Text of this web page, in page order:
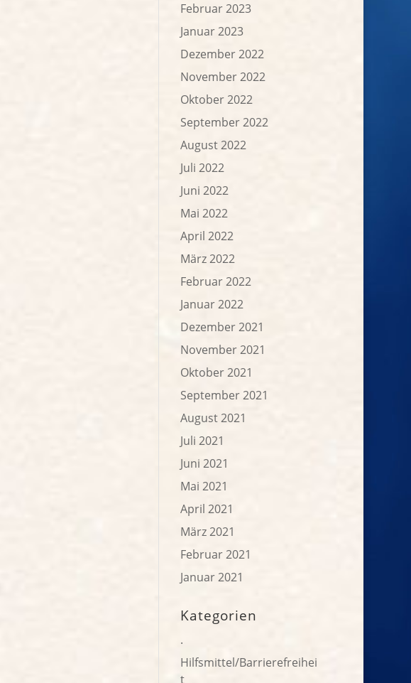
Februar 2023
Januar 2023
Dezember 2022
November 2022
Oktober 2022
September 2022
August 2022
Juli 2022
Juni 2022
Mai 2022
April 2022
März 2022
Februar 2022
Januar 2022
Dezember 2021
November 2021
Oktober 2021
September 2021
August 2021
Juli 2021
Juni 2021
Mai 2021
April 2021
März 2021
Februar 2021
Januar 2021
Kategorien
.
Hilfsmittel/Barrierefreihei
t